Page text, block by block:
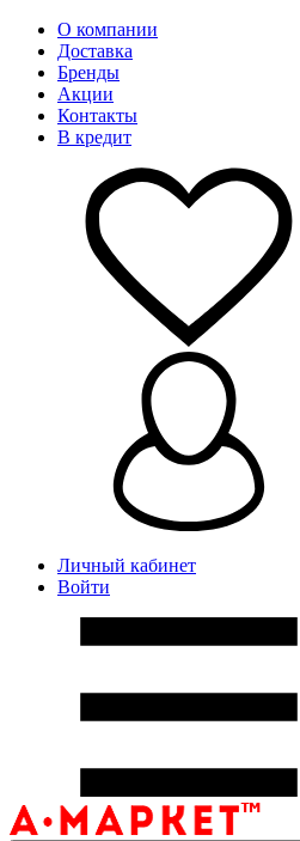
О компании
Доставка
Бренды
Акции
Контакты
В кредит
Личный кабинет
Войти